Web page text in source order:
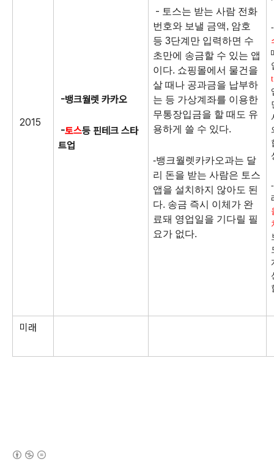
2015
-뱅크월렛 카카오
-토스등 핀테크 스타
트업
- 토스는 받는 사람 전화
번호와 보낼 금액, 암호
등 3단계만 입력하면 수
초만에 송금할 수 있는 앱
이다. 쇼핑몰에서 물건을
살 때나 공과금을 납부하
는 등 가상계좌를 이용한
무통장입금을 할 때도 유
용하게 쓸 수 있다.
-뱅크월렛카카오과는 달
리 돈을 받는 사람은 토스
앱을 설치하지 않아도 된
다. 송금 즉시 이체가 완
료돼 영업일을 기다릴 필
요가 없다.
-
미래